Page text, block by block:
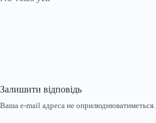
Залишити відповідь
Ваша e-mail адреса не оприлюднюватиметься.